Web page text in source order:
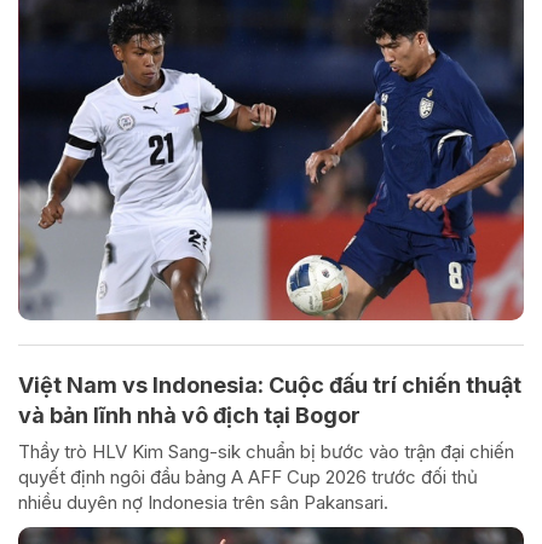
Việt Nam vs Indonesia: Cuộc đấu trí chiến thuật
và bản lĩnh nhà vô địch tại Bogor
Thầy trò HLV Kim Sang-sik chuẩn bị bước vào trận đại chiến
quyết định ngôi đầu bảng A AFF Cup 2026 trước đối thủ
nhiều duyên nợ Indonesia trên sân Pakansari.